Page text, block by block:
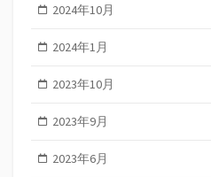
2024年10月
2024年1月
2023年10月
2023年9月
2023年6月